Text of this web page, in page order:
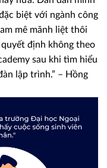
biệt với ngành công
mê mãnh liệt thôi
định không theo
sau khi tìm hiểu
lập trình.” – Hồng